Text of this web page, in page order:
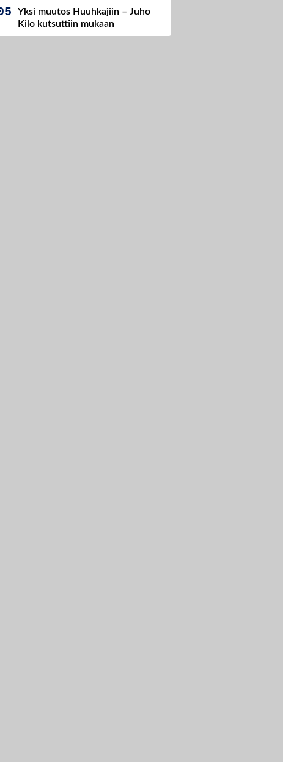
Yksi muutos Huuhkajiin – Juho
Kilo kutsuttiin mukaan